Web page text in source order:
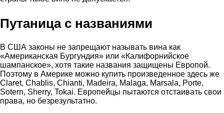
Путаница с названиями
В США законы не запрещают называть вина как
«Американская Бургундия» или «Калифорнийское
шампанское», хотя такие названия защищены Европой.
Поэтому в Америке можно купить произведенное здесь же
Claret, Chablis, Chianti, Madeira, Malaga, Marsala, Porte,
Sotern, Sherry, Tokai. Европейцы пытаются отстаивать свои
права, но безрезультатно.